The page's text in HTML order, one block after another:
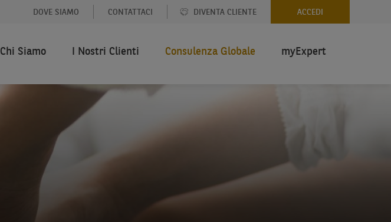
ACCEDI
DIVENTA CLIENTE
CONTATTACI
DOVE SIAMO
Chi Siamo I Nostri Clienti Consulenza Globale myExpert